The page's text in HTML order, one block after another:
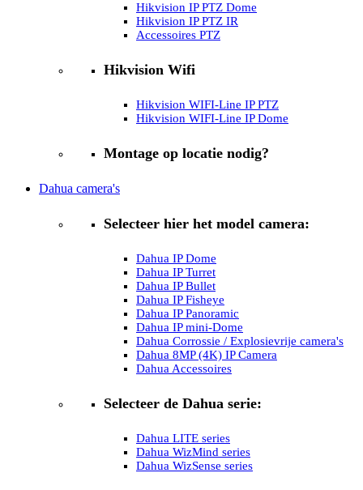
Hikvision IP PTZ Dome
Hikvision IP PTZ IR
Accessoires PTZ
Hikvision Wifi
Hikvision WIFI-Line IP PTZ
Hikvision WIFI-Line IP Dome
Montage op locatie nodig?
Dahua camera's
Selecteer hier het model camera:
Dahua IP Dome
Dahua IP Turret
Dahua IP Bullet
Dahua IP Fisheye
Dahua IP Panoramic
Dahua IP mini-Dome
Dahua Corrossie / Explosievrije camera's
Dahua 8MP (4K) IP Camera
Dahua Accessoires
Selecteer de Dahua serie:
Dahua LITE series
Dahua WizMind series
Dahua WizSense series